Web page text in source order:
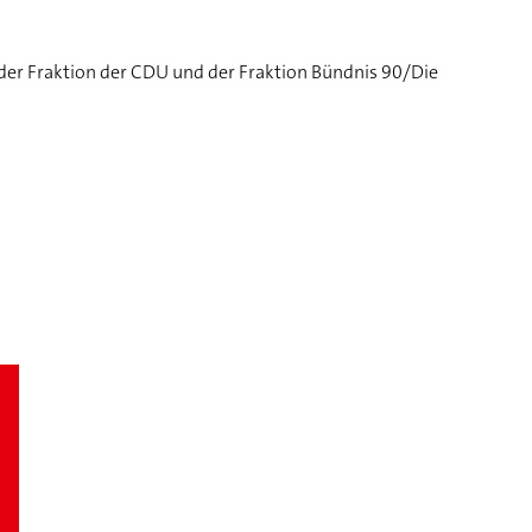
Fraktion der CDU und der Fraktion Bündnis 90/Die